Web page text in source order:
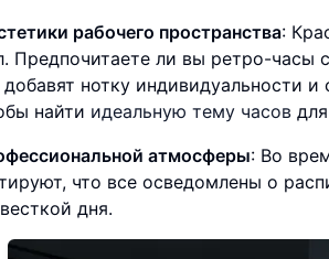
рабочего пространства:
Предпочитаете ли вы ретро-
нотку индивидуальности
найти идеальную тему часов
атмосферы: Во
что все осведомлены о
дня.